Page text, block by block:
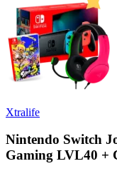
Xtralife
Nintendo Switch
Gaming LVL40 +